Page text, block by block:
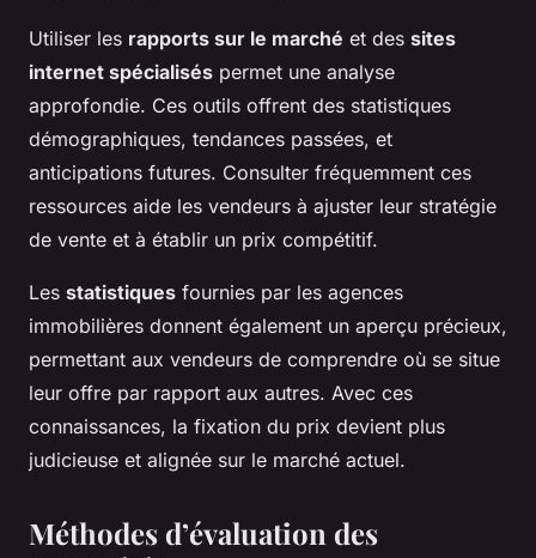
Utiliser les rapports sur le marché et des sites
internet spécialisés permet une analyse
approfondie. Ces outils offrent des statistiques
démographiques, tendances passées, et
anticipations futures. Consulter fréquemment ces
ressources aide les vendeurs à ajuster leur stratégie
de vente et à établir un prix compétitif.
Les statistiques fournies par les agences
immobilières donnent également un aperçu précieux,
permettant aux vendeurs de comprendre où se situe
leur offre par rapport aux autres. Avec ces
connaissances, la fixation du prix devient plus
judicieuse et alignée sur le marché actuel.
Méthodes d’évaluation des